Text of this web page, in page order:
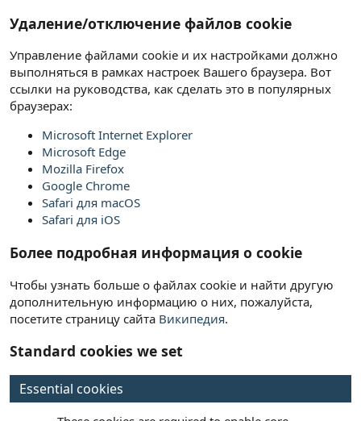
Удаление/отключение файлов cookie
Управление файлами cookie и их настройками должно
выполняться в рамках настроек Вашего браузера. Вот
ссылки на руководства, как сделать это в популярных
браузерах:
Microsoft Internet Explorer
Microsoft Edge
Mozilla Firefox
Google Chrome
Safari для macOS
Safari для iOS
Более подробная информация о cookie
Чтобы узнать больше о файлах cookie и найти другую
дополнительную информацию о них, пожалуйста,
посетите страницу сайта Википедия.
Standard cookies we set
Essential cookies